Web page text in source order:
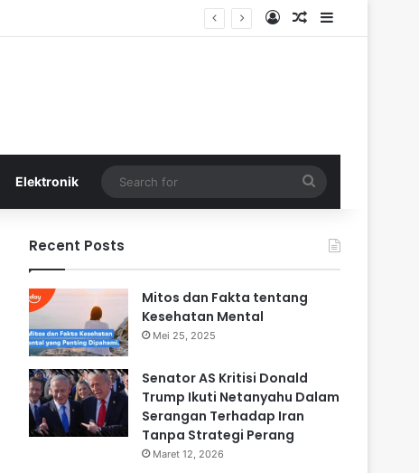
Log InRandom Article
Sidebar
Elektronik
for
Recent Posts
Mitos dan Fakta tentang
Kesehatan Mental
Mei 25, 2025
Senator AS Kritisi Donald
Trump Ikuti Netanyahu Dalam
Serangan Terhadap Iran
Tanpa Strategi Perang
Maret 12, 2026